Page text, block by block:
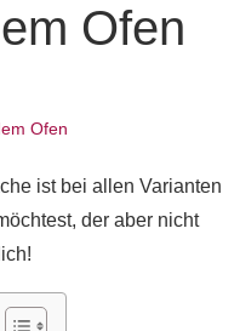
Ofen
ist bei allen Varianten
der aber nicht